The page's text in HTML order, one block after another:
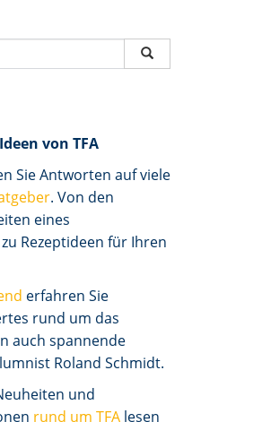
von TFA
Sie Antworten auf viele
. Von den
eines
Rezeptideen für Ihren
erfahren Sie
rund um das
auch spannende
Roland Schmidt.
und
rund um TFA lesen